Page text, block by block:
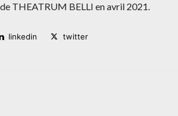
THEATRUM BELLI en avril 2021.
linkedin twitter